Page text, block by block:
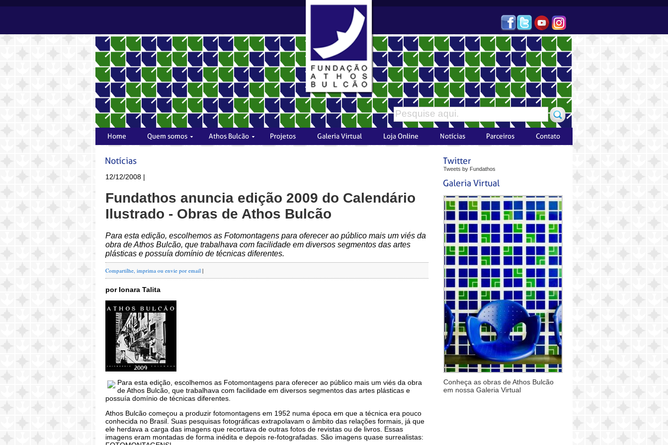
12/12/2008 |
Fundathos anuncia edição 2009 do Calendário
Ilustrado - Obras de Athos Bulcão
Para esta edição, escolhemos as Fotomontagens para oferecer ao público mais um viés da
obra de Athos Bulcão, que trabalhava com facilidade em diversos segmentos das artes
plásticas e possuía domínio de técnicas diferentes.
Compartilhe, imprima ou envie por email |
por Ionara Talita
Para esta edição, escolhemos as Fotomontagens para oferecer ao público mais um viés da obra
de Athos Bulcão, que trabalhava com facilidade em diversos segmentos das artes plásticas e
possuía domínio de técnicas diferentes.
Athos Bulcão começou a produzir fotomontagens em 1952 numa época em que a técnica era pouco
conhecida no Brasil. Suas pesquisas fotográficas extrapolavam o âmbito das relações formais, já que
ele herdava a carga das imagens que recortava de outras fotos de revistas ou de livros. Essas
imagens eram montadas de forma inédita e depois re-fotografadas. São imagens quase surrealistas:
Tweets by Fundathos
Conheça as obras de Athos Bulcão
em nossa Galeria Virtual